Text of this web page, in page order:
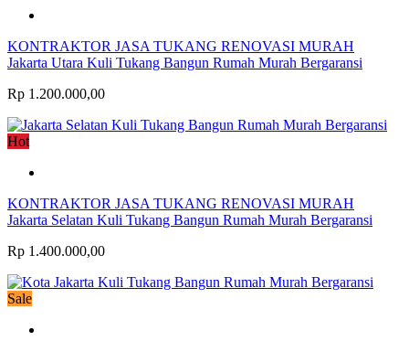
KONTRAKTOR JASA TUKANG RENOVASI MURAH
Jakarta Utara Kuli Tukang Bangun Rumah Murah Bergaransi
Rp 1.200.000,00
Hot
KONTRAKTOR JASA TUKANG RENOVASI MURAH
Jakarta Selatan Kuli Tukang Bangun Rumah Murah Bergaransi
Rp 1.400.000,00
Sale